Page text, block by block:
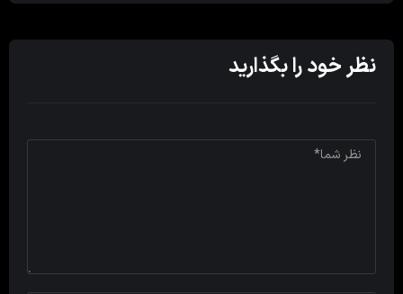
نظر خود را بگذارید